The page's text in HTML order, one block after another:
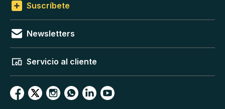
Suscríbete
Newsletters
Servicio al cliente